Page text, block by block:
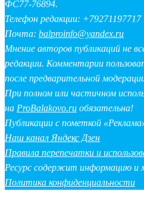
ФС77-76894.
Телефон редакции: +79271197717
Почта: balproinfo@yandex.ru
Мнение авторов публикаций не
редакции. Комментарии
после предварительной
При полном или частичном
на ProBalakovo.ru обязательна!
Публикации с пометкой
Наш канал Яндекс Дзен
Правила перепечатки и
Ресурс содержит информацию и
Политика конфиденциальности